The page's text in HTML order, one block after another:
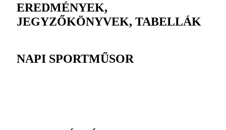
EREDMÉNYEK,
JEGYZŐKÖNYVEK, TABELLÁK
NAPI SPORTMŰSOR